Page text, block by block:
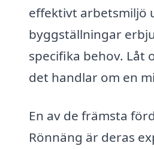
effektivt arbetsmiljö
byggställningar
specifika behov. Låt
det handlar om en
En av de främsta
Rönnäng är deras